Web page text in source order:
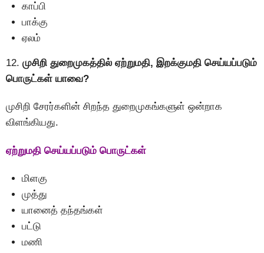
காப்பி
பாக்கு
ஏலம்
12. முசிறி துறைமுகத்தில் ஏற்றுமதி, இறக்குமதி செய்யப்படும்
பொருட்கள் யாவை?
முசிறி சேரர்களின் சிறந்த துறைமுகங்களுள் ஒன்றாக
விளங்கியது.
ஏற்றுமதி செய்யப்படும் பொருட்கள்
மிளகு
முத்து
யானைத் தந்தங்கள்
பட்டு
மணி